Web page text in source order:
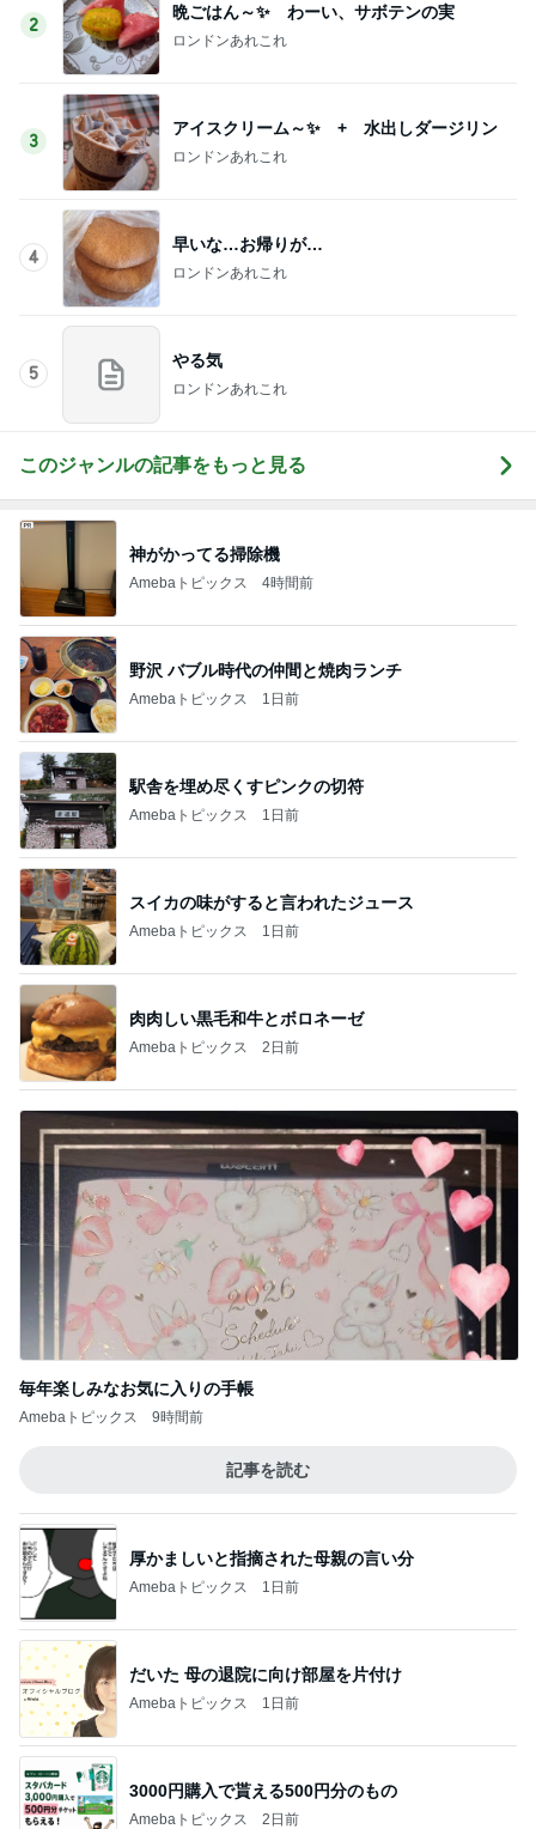
2
晩ごはん～✨ わーい、サボテンの実
ロンドンあれこれ
3
アイスクリーム～✨ + 水出しダージリン
ロンドンあれこれ
4
早いな…お帰りが…
ロンドンあれこれ
5
やる気
ロンドンあれこれ
このジャンルの記事をもっと見る
神がかってる掃除機
Amebaトピックス 4時間前
野沢 バブル時代の仲間と焼肉ランチ
Amebaトピックス 1日前
駅舎を埋め尽くすピンクの切符
Amebaトピックス 1日前
スイカの味がすると言われたジュース
Amebaトピックス 1日前
肉肉しい黒毛和牛とボロネーゼ
Amebaトピックス 2日前
毎年楽しみなお気に入りの手帳
Amebaトピックス 9時間前
記事を読む
厚かましいと指摘された母親の言い分
Amebaトピックス 1日前
だいた 母の退院に向け部屋を片付け
Amebaトピックス 1日前
3000円購入で貰える500円分のもの
Amebaトピックス 2日前